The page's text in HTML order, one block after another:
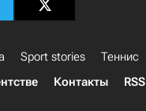
Sport stories Теннис
Контакты RSS